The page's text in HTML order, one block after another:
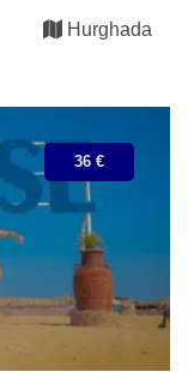
Hurghada
36 €